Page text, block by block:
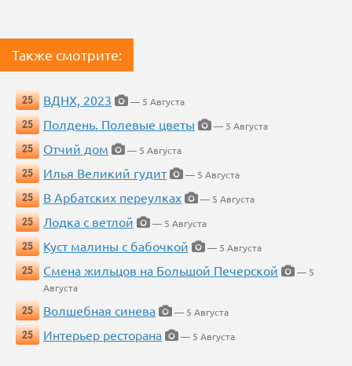
Также смотрите:
25 ВДНХ, 2023
— 5 Августа
25
Полдень. Полевые цветы
— 5 Августа
25
Отчий дом
— 5 Августа
25
Илья Великий гудит
— 5 Августа
25
В Арбатских переулках
— 5 Августа
25
Лодка с ветлой
— 5 Августа
25
Куст малины с бабочкой
— 5 Августа
25
Смена жильцов на Большой Печерской
— 5
Августа
25
Волшебная синева
— 5 Августа
25
Интерьер ресторана — 5 Августа